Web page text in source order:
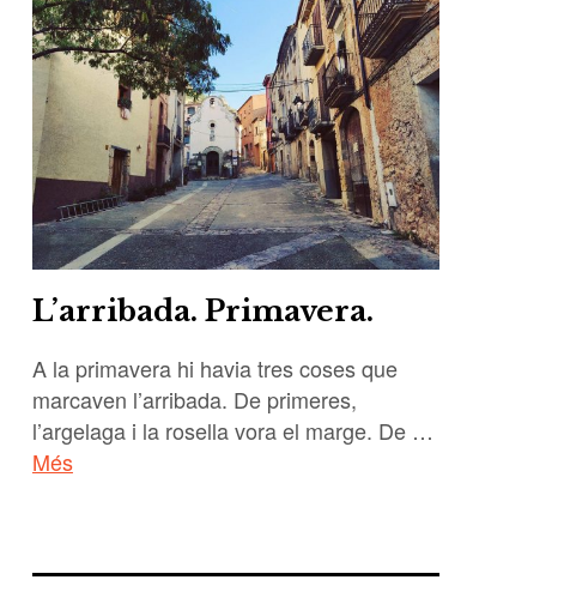
L’arribada. Primavera.
A la primavera hi havia tres coses que
marcaven l’arribada. De primeres,
l’argelaga i la rosella vora el marge. De …
Més